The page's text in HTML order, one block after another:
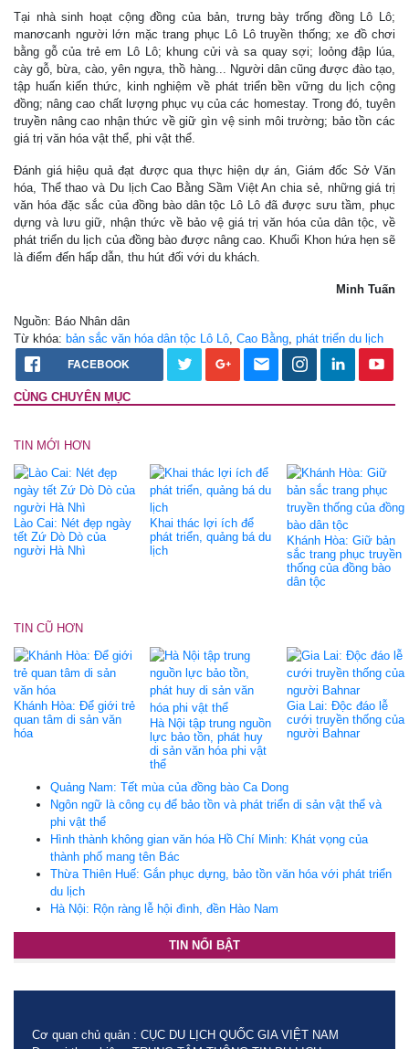
Tại nhà sinh hoạt cộng đồng của bản, trưng bày trống đồng Lô Lô;
manơcanh người lớn mặc trang phục Lô Lô truyền thống; xe đồ chơi
bằng gỗ của trẻ em Lô Lô; khung cửi và sa quay sợi; loỏng đập lúa,
cày gỗ, bừa, cào, yên ngựa, thồ hàng... Người dân cũng được đào tạo,
tập huấn kiến thức, kinh nghiệm về phát triển bền vững du lịch cộng
đồng; nâng cao chất lượng phục vụ của các homestay. Trong đó, tuyên
truyền nâng cao nhận thức về giữ gìn vệ sinh môi trường; bảo tồn các
giá trị văn hóa vật thể, phi vật thể.
Đánh giá hiệu quả đạt được qua thực hiện dự án, Giám đốc Sở Văn
hóa, Thể thao và Du lịch Cao Bằng Sầm Việt An chia sẻ, những giá trị
văn hóa đặc sắc của đồng bào dân tộc Lô Lô đã được sưu tầm, phục
dựng và lưu giữ, nhận thức về bảo vệ giá trị văn hóa của dân tộc, về
phát triển du lịch của đồng bào được nâng cao. Khuổi Khon hứa hẹn sẽ
là điểm đến hấp dẫn, thu hút đối với du khách.
Minh Tuấn
Nguồn: Báo Nhân dân
Từ khóa: bản sắc văn hóa dân tộc Lô Lô Cao Bằng phát triển du lịch
FACEBOOK
CÙNG CHUYÊN MỤC
TIN MỚI HƠN
Lào Cai: Nét đẹp ngày
tết Zứ Dò Dò của
người Hà Nhì
Khai thác lợi ích để
phát triển, quảng bá du
lịch
Khánh Hòa: Giữ bản
sắc trang phục truyền
thống của đồng bào
dân tộc
TIN CŨ HƠN
Khánh Hòa: Để giới trẻ
quan tâm di sản văn
hóa
Hà Nội tập trung nguồn
lực bảo tồn, phát huy
di sản văn hóa phi vật
thể
Gia Lai: Độc đáo lễ
cưới truyền thống của
người Bahnar
Quảng Nam: Tết mùa của đồng bào Ca Dong
Ngôn ngữ là công cụ để bảo tồn và phát triển di sản vật thể và
phi vật thể
Hình thành không gian văn hóa Hồ Chí Minh: Khát vọng của
thành phố mang tên Bác
Thừa Thiên Huế: Gắn phục dựng, bảo tồn văn hóa với phát triển
du lịch
Hà Nội: Rộn ràng lễ hội đình, đền Hào Nam
TIN NỔI BẬT
Cơ quan chủ quản : CỤC DU LỊCH QUỐC GIA VIỆT NAM